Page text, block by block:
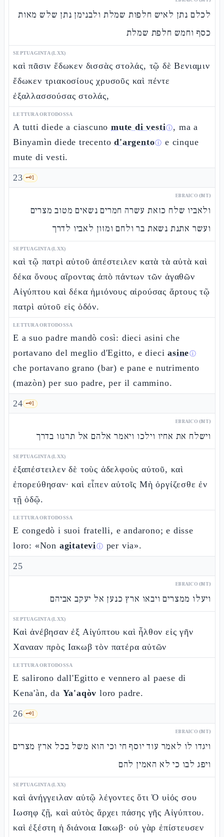
לכלם נתן לאיש חלפות שמלת ולבנימן נתן שלש מאות
כסף וחמש חלפת שמלת
SEPTUAGINTA (LXX)
καὶ πᾶσιν ἔδωκεν δισσὰς στολάς, τῷ δὲ Βενιαμιν
ἔδωκεν τριακοσίους χρυσοῦς καὶ πέντε
ἐξαλλασσούσας στολάς,
LETTURA ORTODOSSA
A tutti diede a ciascuno mute di vestiⓘ, ma a
Binyamìn diede trecentod'argentoⓘ e cinque
mute di vesti.
23 🗝️1
EBRAICO (MT)
ולאביו שלח כזאת עשרה חמרים נשאים מטוב מצרים
ועשר אתנת נשאת בר ולחם ומזון לאביו לדרך
SEPTUAGINTA (LXX)
καὶ τῷ πατρὶ αὐτοῦ ἀπέστειλεν κατὰ τὰ αὐτὰ καὶ
δέκα ὄνους αἴροντας ἀπὸ πάντων τῶν ἀγαθῶν
Αἰγύπτου καὶ δέκα ἡμιόνους αἰρούσας ἄρτους τῷ
πατρὶ αὐτοῦ εἰς ὁδόν.
LETTURA ORTODOSSA
E a suo padre mandò così: dieci asini che
portavano del meglio d'Egitto, e dieciasineⓘ
che portavano grano (bar) e pane e nutrimento
(mazòn) per suo padre, per il cammino.
24 🗝️1
EBRAICO (MT)
וישלח את אחיו וילכו ויאמר אלהם אל תרגזו בדרך
SEPTUAGINTA (LXX)
ἐξαπέστειλεν δὲ τοὺς ἀδελφοὺς αὐτοῦ, καὶ
ἐπορεύθησαν· καὶ εἶπεν αὐτοῖς Μὴ ὀργίζεσθε ἐν
τῇ ὁδῷ.
LETTURA ORTODOSSA
E congedò i suoi fratelli, e andarono; e disse
loro: «Non agitateviⓘ per via».
25
EBRAICO (MT)
ויעלו ממצרים ויבאו ארץ כנען אל יעקב אביהם
SEPTUAGINTA (LXX)
Καὶ ἀνέβησαν ἐξ Αἰγύπτου καὶ ἦλθον εἰς γῆν
Χανααν πρὸς Ιακωβ τὸν πατέρα αὐτῶν
LETTURA ORTODOSSA
E salirono dall'Egitto e vennero al paese di
Kena'àn, da Ya'aqòv loro padre.
26 🗝️1
EBRAICO (MT)
ויגדו לו לאמר עוד יוסף חי וכי הוא משל בכל ארץ מצרים
ויפג לבו כי לא האמין להם
SEPTUAGINTA (LXX)
καὶ ἀνήγγειλαν αὐτῷ λέγοντες ὅτι Ὁ υἱός σου
Ιωσηφ ζῇ, καὶ αὐτὸς ἄρχει πάσης γῆς Αἰγύπτου.
καὶ ἐξέστη ἡ διάνοια Ιακωβ· οὐ γὰρ ἐπίστευσεν